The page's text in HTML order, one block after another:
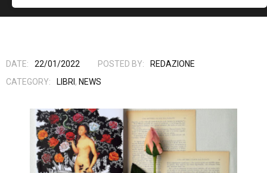
- Corsi/Webinar
Rassegna Stampa
Fai una Donazione e entra nel Circuito GIV!
- Entra nel Circuito
Contatti
DATE: 22/01/2022 POSTED BY:
REDAZIONE
CATEGORY:
LIBRI , NEWS